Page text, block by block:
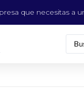
que necesitas a